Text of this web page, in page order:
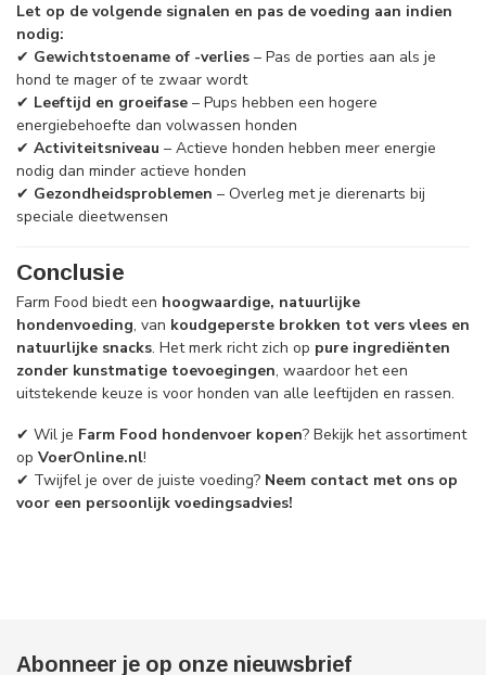
Let op de volgende signalen en pas de voeding aan indien
nodig:
✔ Gewichtstoename of -verlies – Pas de porties aan als je
hond te mager of te zwaar wordt
✔ Leeftijd en groeifase – Pups hebben een hogere
energiebehoefte dan volwassen honden
✔ Activiteitsniveau – Actieve honden hebben meer energie
nodig dan minder actieve honden
✔ Gezondheidsproblemen – Overleg met je dierenarts bij
speciale dieetwensen
Conclusie
Farm Food biedt een hoogwaardige, natuurlijke
hondenvoeding, van koudgeperste brokken tot vers vlees en
natuurlijke snacks. Het merk richt zich op pure ingrediënten
zonder kunstmatige toevoegingen, waardoor het een
uitstekende keuze is voor honden van alle leeftijden en rassen.
✔ Wil je Farm Food hondenvoer kopen? Bekijk het assortiment
op VoerOnline.nl!
✔ Twijfel je over de juiste voeding? Neem contact met ons op
voor een persoonlijk voedingsadvies!
Abonneer je op onze nieuwsbrief